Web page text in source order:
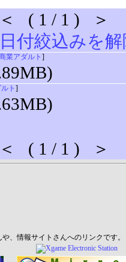
＜ ( 1 / 1 ) ＞
日付絞込みを
業アダルト ]
ト ]
＜ ( 1 / 1 ) ＞
、情報サイトさんへのリンクです。